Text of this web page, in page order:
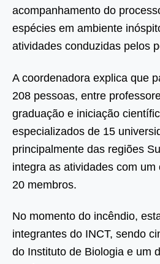
acompanhamento do
espécies em ambiente
atividades conduzidas pelos
A coordenadora explica que
208 pessoas, entre
graduação e iniciação
especializados de 15
principalmente das regiões
integra as atividades com
20 membros.
No momento do incêndio,
integrantes do INCT, sendo
do Instituto de Biologia e um